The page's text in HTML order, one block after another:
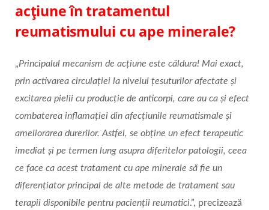
acțiune în tratamentul
reumatismului cu ape minerale?
„Principalul mecanism de acțiune este căldura! Mai exact,
prin activarea circulației la nivelul țesuturilor afectate și
excitarea pielii cu producție de anticorpi, care au ca și efect
combaterea inflamației din afecțiunile reumatismale și
ameliorarea durerilor. Astfel, se obține un efect terapeutic
imediat și pe termen lung asupra diferitelor patologii, ceea
ce face ca acest tratament cu ape minerale să fie un
diferențiator principal de alte metode de tratament sau
terapii disponibile pentru pacienții reumatici.”, precizează